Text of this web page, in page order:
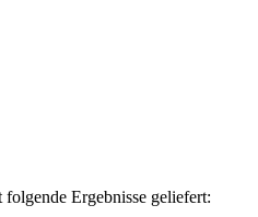
Ergebnisse geliefert: